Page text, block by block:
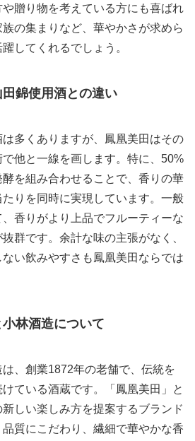
贈り物を考えている方にも喜ばれ
の集まりなど、華やかさが求めら
してくれるでしょう。
錦使用酒との違い
多くありますが、鳳凰美田はその
他と一線を画します。特に、50%
を組み合わせることで、香りの華
りを同時に実現しています。一般
香りがより上品でフルーティーな
群です。余計な味の主張がなく、
い飲みやすさも鳳凰美田ならでは
林酒造について
、創業1872年の老舗で、伝統を
ている酒蔵です。「鳳凰美田」と
しい楽しみ方を提案するブランド
質にこだわり、繊細で華やかな香